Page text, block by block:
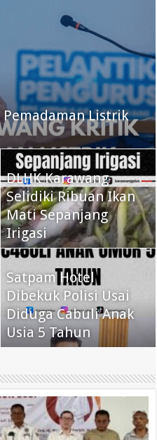
Listrik
DLHK Karawang
Selidiki Ribuan Ikan
Mati Sepanjang
Irigasi
Satpam Hotel
Dibekuk Polisi Usai
Diduga Cabuli Anak
Usia 5 Tahun